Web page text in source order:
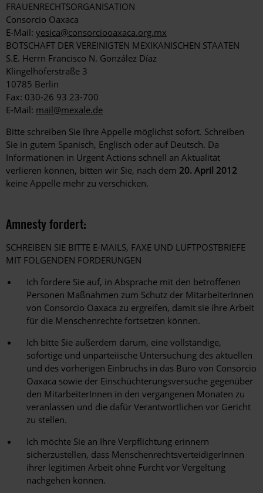
FRAUENRECHTSORGANISATION
Consorcio Oaxaca
E-Mail: yesica@consorciooaxaca.org.mx
BOTSCHAFT DER VEREINIGTEN MEXIKANISCHEN STAATEN
S.E. Herrn Francisco N. González Díaz
Klingelhöferstraße 3
10785 Berlin
Fax: 030-26 93 23-700
E-Mail: mail@mexale.de
Bitte schreiben Sie Ihre Appelle möglichst sofort. Schreiben
Sie in gutem Spanisch, Englisch oder auf Deutsch. Da
Informationen in Urgent Actions schnell an Aktualität
verlieren können, bitten wir Sie, nach dem 20. April 2012
keine Appelle mehr zu verschicken.
Amnesty fordert:
SCHREIBEN SIE BITTE E-MAILS, FAXE UND LUFTPOSTBRIEFE
MIT FOLGENDEN FORDERUNGEN
Ich fordere Sie auf, in Absprache mit den betroffenen
Personen Maßnahmen zum Schutz der MitarbeiterInnen
von Consorcio Oaxaca zu ergreifen, damit sie ihre Arbeit
für die Menschenrechte fortsetzen können.
Ich bitte Sie außerdem darum, eine vollständige,
sofortige und unparteiische Untersuchung des aktuellen
und des vorherigen Einbruchs in das Büro von Consorcio
Oaxaca sowie der Einschüchterungsversuche gegenüber
den MitarbeiterInnen in den vergangenen Monaten zu
veranlassen und die dafür Verantwortlichen vor Gericht
zu stellen.
Ich möchte Sie an Ihre Verpflichtung erinnern
sicherzustellen, dass MenschenrechtsverteidigerInnen
ihrer legitimen Arbeit ohne Furcht vor Vergeltung
nachgehen können.